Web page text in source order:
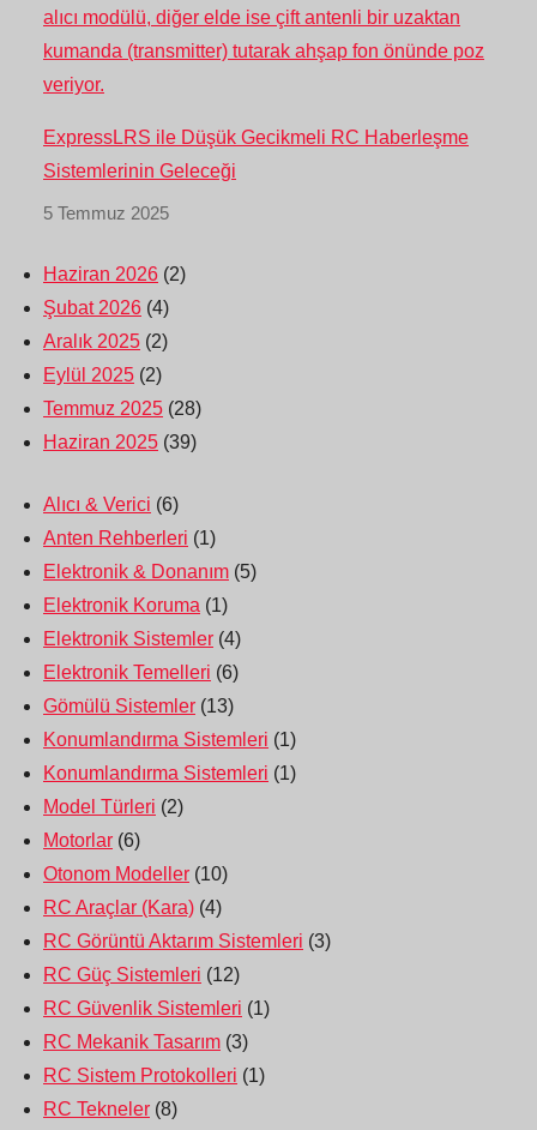
ExpressLRS ile Düşük Gecikmeli RC Haberleşme
Sistemlerinin Geleceği
5 Temmuz 2025
Haziran 2026 (2)
Şubat 2026 (4)
Aralık 2025 (2)
Eylül 2025 (2)
Temmuz 2025 (28)
Haziran 2025 (39)
Alıcı & Verici (6)
Anten Rehberleri (1)
Elektronik & Donanım (5)
Elektronik Koruma (1)
Elektronik Sistemler (4)
Elektronik Temelleri (6)
Gömülü Sistemler (13)
Konumlandırma Sistemleri (1)
Konumlandırma Sistemleri (1)
Model Türleri (2)
Motorlar (6)
Otonom Modeller (10)
RC Araçlar (Kara) (4)
RC Görüntü Aktarım Sistemleri (3)
RC Güç Sistemleri (12)
RC Güvenlik Sistemleri (1)
RC Mekanik Tasarım (3)
RC Sistem Protokolleri (1)
RC Tekneler (8)